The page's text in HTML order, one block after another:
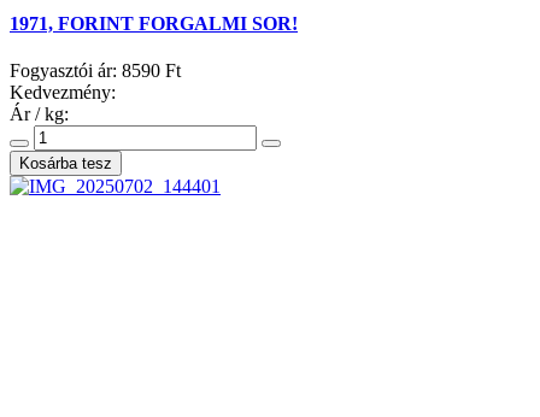
1971, FORINT FORGALMI SOR!
Fogyasztói ár: 8590 Ft
Kedvezmény:
Ár / kg: